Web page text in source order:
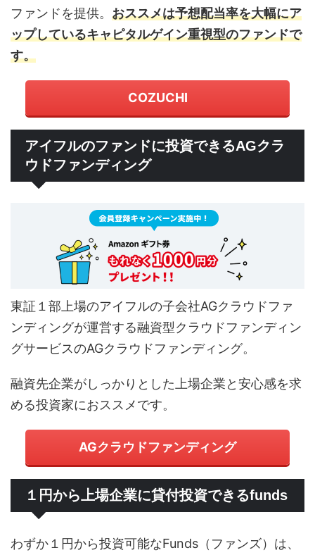
ファンドを提供。 おススメは予想配当率を大幅にア
ップしているキャピタルゲイン重視型のファンドで
す。
COZUCHI
アイフルのファンドに投資できるAGクラ
ウドファンディング
東証１部上場のアイフルの子会社AGクラウドファ
ンディングが運営する融資型クラウドファンディン
グサービスのAGクラウドファンディング。
融資先企業がしっかりとした上場企業と安心感を求
める投資家におススメです。
AGクラウドファンディング
１円から上場企業に貸付投資できるfunds
わずか１円から投資可能なFunds（ファンズ）は、